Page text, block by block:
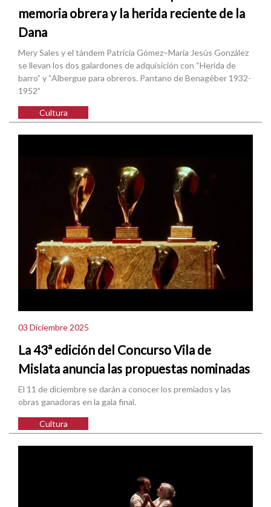
memoria obrera y la herida reciente de la
Dana
Mery Sales y el tándem Patricia Gómez–María Jesús González
se llevan los dos galardones de adquisición con “Herida de
barro” y “Albergue para obreros. Pantano de Benagéber 1932-
1952”
Cultura
03 Diciembre 2025
La 43ª edición del Concurso Vila de
Mislata anuncia las propuestas nominadas
El 11 de diciembre se darán a conocer los premiados y las
obras ganadoras en la gala final.
Cultura